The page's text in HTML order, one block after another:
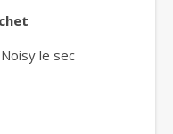
le sec